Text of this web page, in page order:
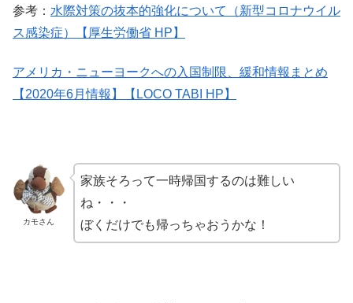
参考： 水際対策の抜本的強化について（新型コロナウイル
ス感染症）【厚生労働省 HP】
アメリカ・ニューヨークへの入国制限、緩和情報まとめ
【2020年6月情報】【LOCO TABI HP】
カモさん
家族そろって一時帰国するのは難しい
ね・・・
ぼくだけでも帰っちゃおうかな！